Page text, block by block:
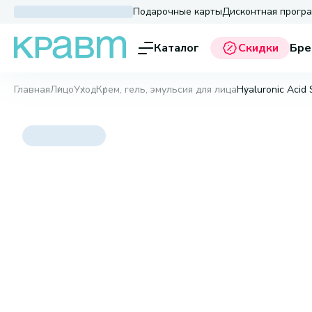
Подарочные картыДисконтная
Каталог Скидки
ГлавнаяЛицоУходКрем, гель, эмульсия для лицаHyaluronic Acid